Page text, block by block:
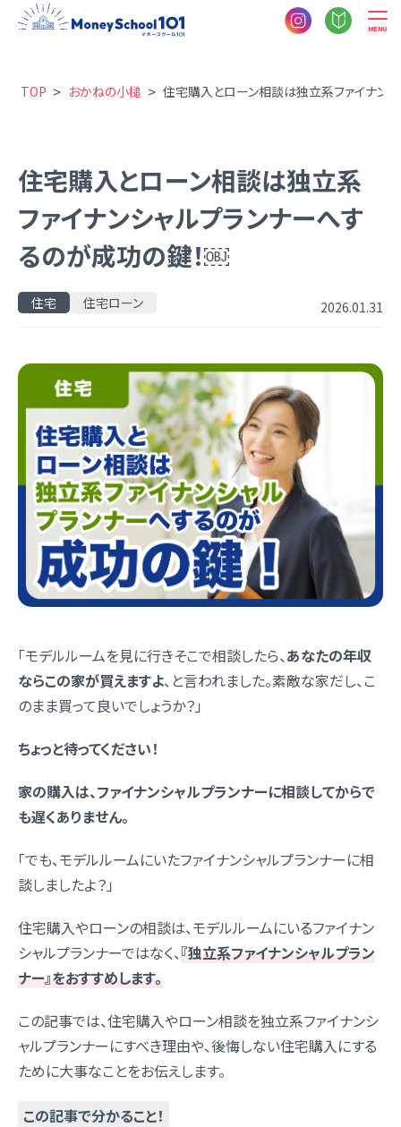
MENU
TOP > おかねの小槌 > 住宅購入とローン相談は独立系ファイナン
住宅購入とローン相談は独立系
ファイナンシャルプランナーへす
るのが成功の鍵！￼
住宅 住宅ローン 2026.01.31
「モデルルームを見に行きそこで相談したら、あなたの年収
ならこの家が買えますよ、と言われました。素敵な家だし、こ
のまま買って良いでしょうか？」
ちょっと待ってください！
家の購入は、ファイナンシャルプランナーに相談してからで
も遅くありません。
「でも、モデルルームにいたファイナンシャルプランナーに相
談しましたよ？」
住宅購入やローンの相談は、モデルルームにいるファイナン
シャルプランナーではなく、『独立系ファイナンシャルプラン
ナー』をおすすめします。
この記事では、住宅購入やローン相談を独立系ファイナンシ
ャルプランナーにすべき理由や、後悔しない住宅購入にする
ために大事なことをお伝えします。
この記事で分かること！